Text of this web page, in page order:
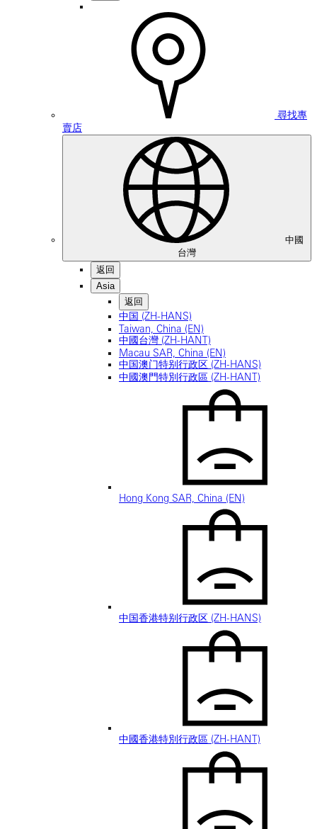
尋找專
賣店
中國
台灣
返回
Asia
返回
中国 (ZH-HANS)
Taiwan, China (EN)
中國台灣 (ZH-HANT)
Macau SAR, China (EN)
中国澳门特别行政区 (ZH-HANS)
中國澳門特別行政區 (ZH-HANT)
Hong Kong SAR, China (EN)
中国香港特别行政区 (ZH-HANS)
中國香港特別行政區 (ZH-HANT)